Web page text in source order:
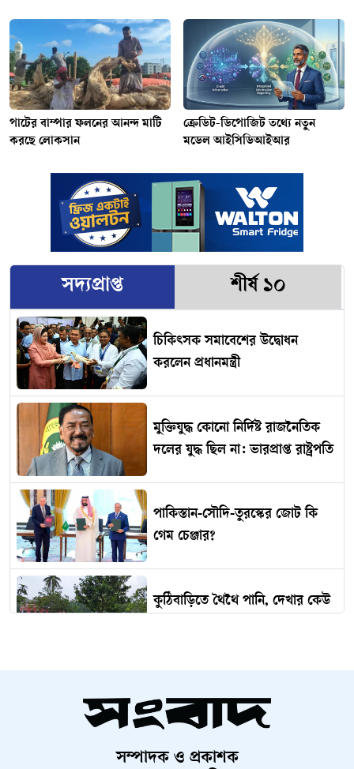
পাটের বাম্পার ফলনের আনন্দ মাটি
করছে লোকসান
ক্রেডিট-ডিপোজিট তথ্যে নতুন
মডেল আইসিডিআইআর
সদ্যপ্রাপ্ত শীর্ষ ১০
চিকিৎসক সমাবেশের উদ্বোধন
করলেন প্রধানমন্ত্রী
মুক্তিযুদ্ধ কোনো নির্দিষ্ট রাজনৈতিক
দলের যুদ্ধ ছিল না: ভারপ্রাপ্ত রাষ্ট্রপতি
পাকিস্তান-সৌদি-তুরস্কের জোট কি
গেম চেঞ্জার?
কুঠিবাড়িতে থৈথৈ পানি, দেখার কেউ
ভাইসহ নিহত ৩
সম্পাদক ও প্রকাশক